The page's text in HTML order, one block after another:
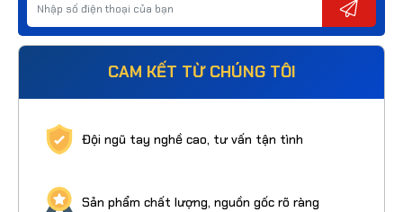
CAM KẾT TỪ CHÚNG TÔI
Đội ngũ tay nghề cao, tư vấn tận tình
Sản phẩm chất lượng, nguồn gốc rõ ràng